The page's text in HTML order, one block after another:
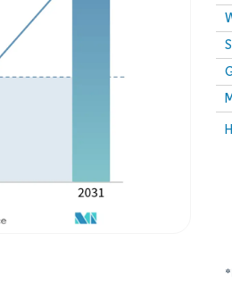
Bild © Mordor Intelligence. Wiederverwendung